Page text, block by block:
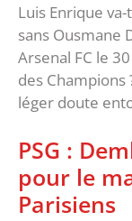
Luis Enrique
sans Ousmane
Arsenal FC le
des Champions
léger doute
PSG :
pour le
Parisiens